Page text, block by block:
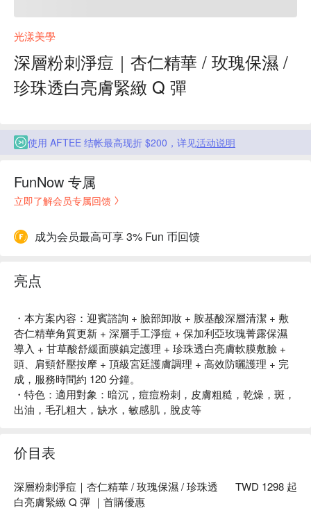
光漾美學
深層粉刺淨痘｜杏仁精華 / 玫瑰保濕 /
珍珠透白亮膚緊緻 Q 彈
使用 AFTEE 结帐最高现折 $200，详见活动说明
FunNow 专属
立即了解会员专属回馈
成为会员最高可享 3% Fun 币回馈
亮点
・本方案內容：迎賓諮詢 + 臉部卸妝 + 胺基酸深層清潔 + 敷
杏仁精華角質更新 + 深層手工淨痘 + 保加利亞玫瑰菁露保濕
導入 + 甘草酸舒緩面膜鎮定護理 + 珍珠透白亮膚軟膜敷臉 +
頭、肩頸舒壓按摩 + 頂級宮廷護膚調理 + 高效防曬護理 + 完
成，服務時間約 120 分鐘。
・特色：適用對象：暗沉，痘痘粉刺，皮膚粗糙，乾燥，斑，
出油，毛孔粗大，缺水，敏感肌，脫皮等
价目表
深層粉刺淨痘｜杏仁精華 / 玫瑰保濕 / 珍珠透
白亮膚緊緻 Q 彈 ｜首購優惠
TWD 1298 起